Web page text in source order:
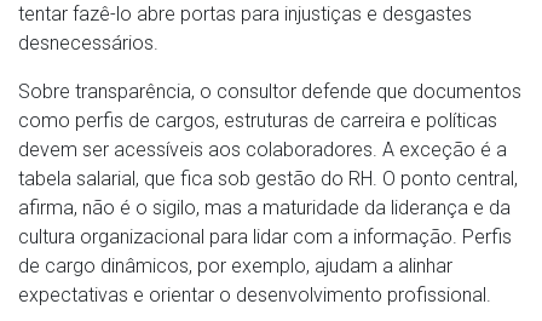
tentar fazê-lo abre portas para injustiças e desgastes
desnecessários.
Sobre transparência, o consultor defende que documentos
como perfis de cargos, estruturas de carreira e políticas
devem ser acessíveis aos colaboradores. A exceção é a
tabela salarial, que fica sob gestão do RH. O ponto central,
afirma, não é o sigilo, mas a maturidade da liderança e da
cultura organizacional para lidar com a informação. Perfis
de cargo dinâmicos, por exemplo, ajudam a alinhar
expectativas e orientar o desenvolvimento profissional.